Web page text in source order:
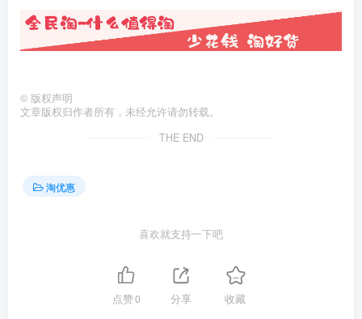
© 版权声明
文章版权归作者所有，未经允许请勿转载。
THE END
淘优惠
喜欢就支持一下吧
点赞0 分享 收藏